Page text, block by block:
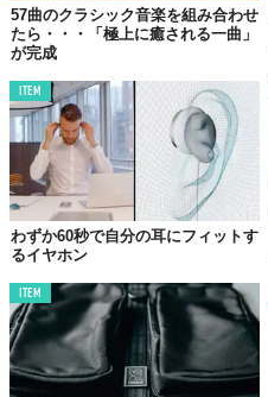
57曲のクラシック音楽を組み合わせ
たら・・・「極上に癒される一曲」
が完成
ITEM
わずか60秒で自分の耳にフィットす
るイヤホン
ITEM